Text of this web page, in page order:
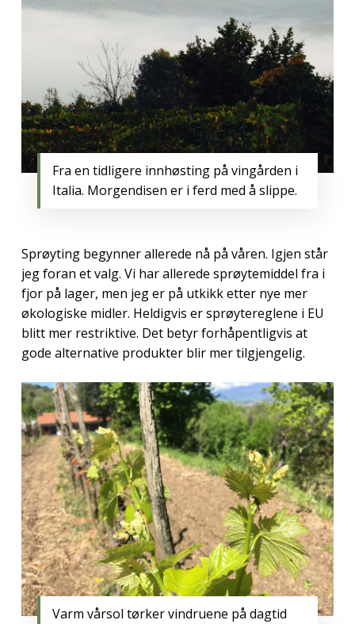
Fra en tidligere innhøsting på vingården i
Italia. Morgendisen er i ferd med å slippe.
Sprøyting begynner allerede nå på våren. Igjen står
jeg foran et valg. Vi har allerede sprøytemiddel fra i
fjor på lager, men jeg er på utkikk etter nye mer
økologiske midler. Heldigvis er sprøytereglene i EU
blitt mer restriktive. Det betyr forhåpentligvis at
gode alternative produkter blir mer tilgjengelig.
Varm vårsol tørker vindruene på dagtid